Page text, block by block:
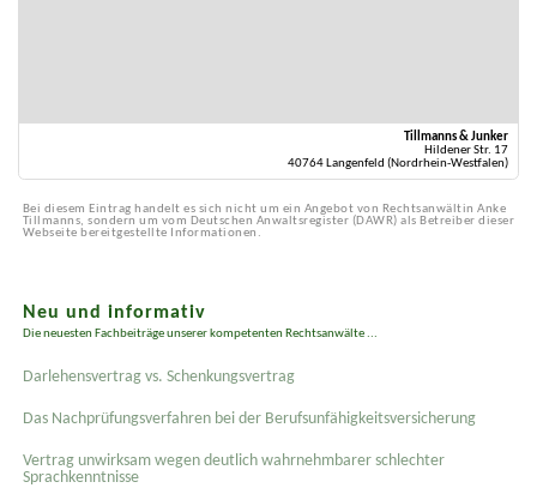
Tillmanns & Junker
Hildener Str. 17
40764 Langenfeld (Nordrhein-Westfalen)
Bei diesem Eintrag handelt es sich nicht um ein Angebot von Rechtsanwältin Anke
Tillmanns, sondern um vom Deutschen Anwaltsregister (DAWR) als Betreiber dieser
Webseite bereitgestellte Informationen.
Neu und informativ
Die neuesten Fachbeiträge unserer kompetenten Rechtsanwälte ...
Darlehensvertrag vs. Schenkungsvertrag
Das Nachprüfungsverfahren bei der Berufsunfähigkeitsversicherung
Vertrag unwirksam wegen deutlich wahrnehmbarer schlechter
Sprachkenntnisse